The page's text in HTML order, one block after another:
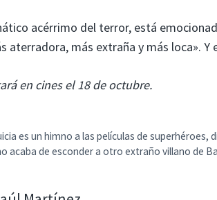
acérrimo del terror, está
aterradora, más extraña y más loca». Y
en cines el 18 de octubre.
es un himno a las películas de
acaba de esconder a otro extraño villano de